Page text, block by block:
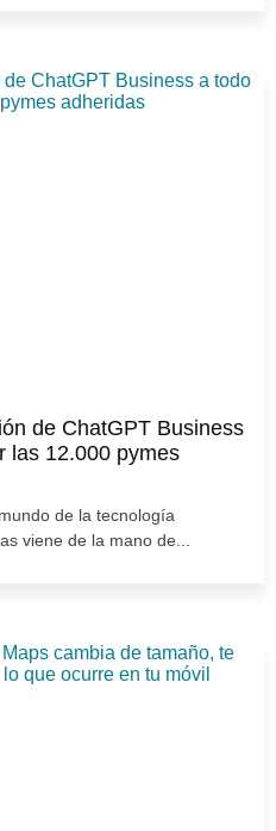
de ChatGPT Business
las 12.000 pymes
de la tecnología
viene de la mano de...